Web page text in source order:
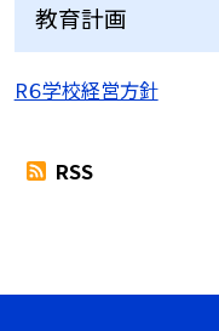
教育計画
R６学校経営方針
RSS